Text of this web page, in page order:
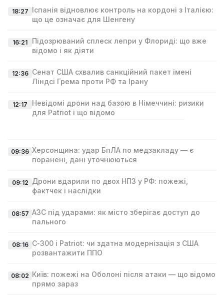
18:27 Іспанія відновлює контроль на кордоні з Італією:
що це означає для Шенгену
16:21
Підозрюваний сплеск лепри у Флориді: що вже
відомо і як діяти
12:36 Сенат США схвалив санкційний пакет імені
Ліндсі Гремa проти РФ та Ірану
12:17
Невідомі дрони над базою в Німеччині: ризики
для Patriot і що відомо
09:36 Херсонщина: удар БпЛА по медзакладу — є
поранені, дані уточнюються
09:12 Дрони вдарили по двох НПЗ у РФ: пожежі,
фактчек і наслідки
08:57 АЗС під ударами: як місто зберігає доступ до
пального
08:16 С‑300 і Patriot: чи здатна модернізація з США
розвантажити ППО
08:02 Київ: пожежі на Оболоні після атаки — що відомо
прямо зараз